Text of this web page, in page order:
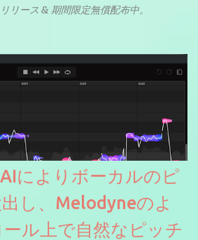
リース & 期間限定無償配布中。
AIによりボーカルのピ
し、Melodyneのよ
ル上で自然なピッチ